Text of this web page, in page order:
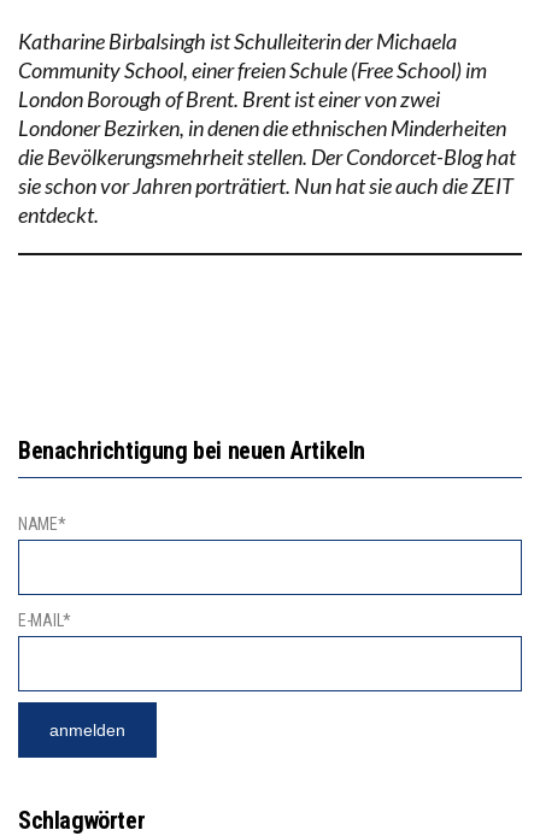
Katharine Birbalsingh ist Schulleiterin der Michaela
Community School, einer freien Schule (Free School) im
London Borough of Brent. Brent ist einer von zwei
Londoner Bezirken, in denen die ethnischen Minderheiten
die Bevölkerungsmehrheit stellen. Der Condorcet-Blog hat
sie schon vor Jahren porträtiert. Nun hat sie auch die ZEIT
entdeckt.
Benachrichtigung bei neuen Artikeln
NAME*
E-MAIL*
Schlagwörter